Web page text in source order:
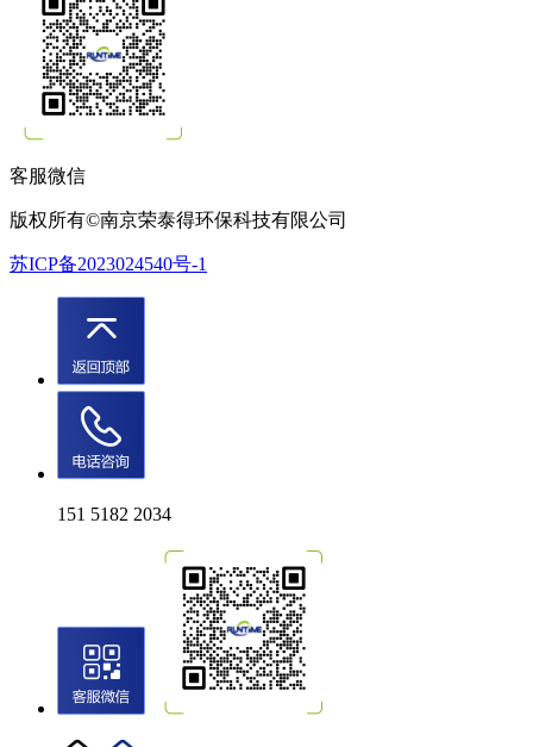
客服微信
版权所有©南京荣泰得环保科技有限公司
苏ICP备2023024540号-1
151 5182 2034